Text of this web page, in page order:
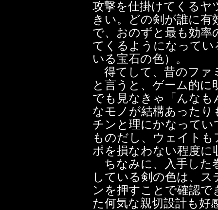
攻撃を仕掛けてくるヤ
きい。どの剣が誰に
で、おのずと最も効率
てくるようになって
いる宝石の色）。
得てして、昔のファ
と言うと、ゲーム的
でも見なきゃ「んな
なモノが結構あった
チンと理にかなって
ものだし、ウェイト
ポを損なわない程度に
ちなみに、入手した
している剣の色は、
ンを押すことで確認
た何気な親切設計も好